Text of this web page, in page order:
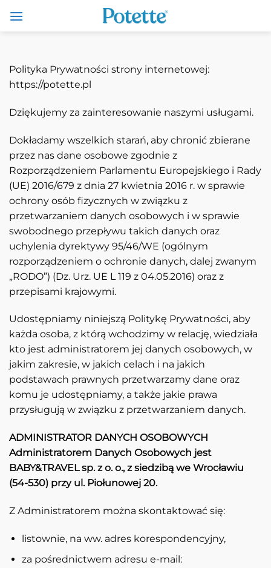
treści
do
Polityka Prywatności strony internetowej:
https://potette.pl
Dziękujemy za zainteresowanie naszymi usługami.
Dokładamy wszelkich starań, aby chronić zbierane
przez nas dane osobowe zgodnie z
Rozporządzeniem Parlamentu Europejskiego i Rady
(UE) 2016/679 z dnia 27 kwietnia 2016 r. w sprawie
ochrony osób fizycznych w związku z
przetwarzaniem danych osobowych i w sprawie
swobodnego przepływu takich danych oraz
uchylenia dyrektywy 95/46/WE (ogólnym
rozporządzeniem o ochronie danych, dalej zwanym
„RODO”) (Dz. Urz. UE L 119 z 04.05.2016) oraz z
przepisami krajowymi.
Udostępniamy niniejszą Politykę Prywatności, aby
każda osoba, z którą wchodzimy w relację, wiedziała
kto jest administratorem jej danych osobowych, w
jakim zakresie, w jakich celach i na jakich
podstawach prawnych przetwarzamy dane oraz
komu je udostępniamy, a także jakie prawa
przysługują w związku z przetwarzaniem danych.
ADMINISTRATOR DANYCH OSOBOWYCH
Administratorem Danych Osobowych jest
BABY&TRAVEL sp. z o. o., z siedzibą we Wrocławiu
(54-530) przy ul. Piołunowej 20.
Z Administratorem można skontaktować się:
listownie, na ww. adres korespondencyjny,
za pośrednictwem adresu e-mail: